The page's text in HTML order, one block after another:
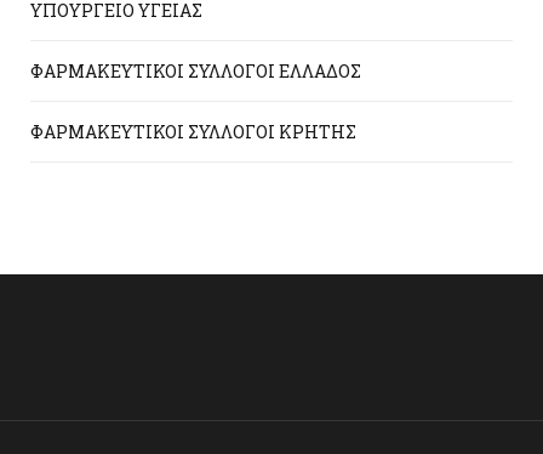
ΥΠΟΥΡΓΕΙΟ ΥΓΕΙΑΣ
ΦΑΡΜΑΚΕΥΤΙΚΟΙ ΣΥΛΛΟΓΟΙ ΕΛΛΑΔΟΣ
ΦΑΡΜΑΚΕΥΤΙΚΟΙ ΣΥΛΛΟΓΟΙ ΚΡΗΤΗΣ